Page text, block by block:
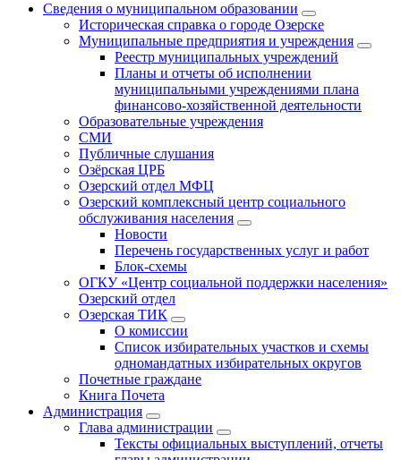
Сведения о муниципальном образовании
Историческая справка о городе Озерске
Муниципальные предприятия и учреждения
Реестр муниципальных учреждений
Планы и отчеты об исполнении
муниципальными учреждениями плана
финансово-хозяйственной деятельности
Образовательные учреждения
СМИ
Публичные слушания
Озёрская ЦРБ
Озерский отдел МФЦ
Озерский комплексный центр социального
обслуживания населения
Новости
Перечень государственных услуг и работ
Блок-схемы
ОГКУ «Центр социальной поддержки населения»
Озерский отдел
Озерская ТИК
О комиссии
Список избирательных участков и схемы
одномандатных избирательных округов
Почетные граждане
Книга Почета
Администрация
Глава администрации
Тексты официальных выступлений, отчеты